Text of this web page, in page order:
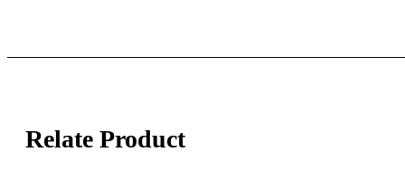
Relate Product